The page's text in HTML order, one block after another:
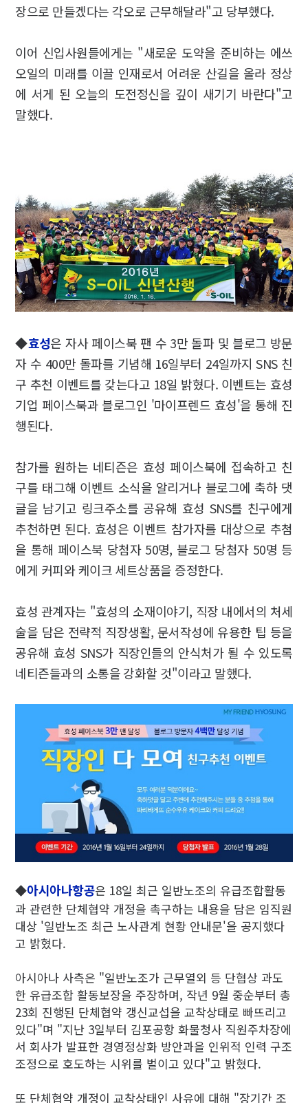
장으로 만들겠다는 각오로 근무해달라"고 당부했다.
이어 신입사원들에게는 "새로운 도약을 준비하는 에쓰
오일의 미래를 이끌 인재로서 어려운 산길을 올라 정상
에 서게 된 오늘의 도전정신을 깊이 새기기 바란다"고
말했다.
◆효성은 자사 페이스북 팬 수 3만 돌파 및 블로그 방문
자 수 400만 돌파를 기념해 16일부터 24일까지 SNS 친
구 추천 이벤트를 갖는다고 18일 밝혔다. 이벤트는 효성
기업 페이스북과 블로그인 '마이프렌드 효성'을 통해 진
행된다.
참가를 원하는 네티즌은 효성 페이스북에 접속하고 친
구를 태그해 이벤트 소식을 알리거나 블로그에 축하 댓
글을 남기고 링크주소를 공유해 효성 SNS를 친구에게
추천하면 된다. 효성은 이벤트 참가자를 대상으로 추첨
을 통해 페이스북 당첨자 50명, 블로그 당첨자 50명 등
에게 커피와 케이크 세트상품을 증정한다.
효성 관계자는 "효성의 소재이야기, 직장 내에서의 처세
술을 담은 전략적 직장생활, 문서작성에 유용한 팁 등을
공유해 효성 SNS가 직장인들의 안식처가 될 수 있도록
네티즌들과의 소통을 강화할 것"이라고 말했다.
◆아시아나항공은 18일 최근 일반노조의 유급조합활동
과 관련한 단체협약 개정을 촉구하는 내용을 담은 임직원
대상 '일반노조 최근 노사관계 현황 안내문'을 공지했다
고 밝혔다.
아시아나 사측은 "일반노조가 근무열외 등 단협상 과도
한 유급조합 활동보장을 주장하며, 작년 9월 중순부터 총
23회 진행된 단체협약 갱신교섭을 교착상태로 빠뜨리고
있다"며 "지난 3일부터 김포공항 화물청사 직원주차장에
서 회사가 발표한 경영정상화 방안과을 인위적 인력 구조
조정으로 호도하는 시위를 벌이고 있다"고 밝혔다.
또 단체협약 개정이 교착상태인 사유에 대해 "장기간 조